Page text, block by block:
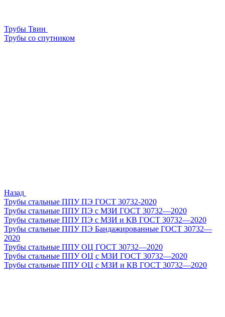
Трубы Твин
Трубы со спутником
Назад
Трубы стальные ППУ ПЭ ГОСТ 30732-2020
Трубы стальные ППУ ПЭ с МЗИ ГОСТ 30732—2020
Трубы стальные ППУ ПЭ с МЗИ и КВ ГОСТ 30732—2020
Трубы стальные ППУ ПЭ Бандажированные ГОСТ 30732—
2020
Трубы стальные ППУ ОЦ ГОСТ 30732—2020
Трубы стальные ППУ ОЦ с МЗИ ГОСТ 30732—2020
Трубы стальные ППУ ОЦ с МЗИ и КВ ГОСТ 30732—2020